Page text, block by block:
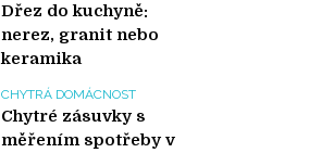
Dřez do kuchyně:
nerez, granit nebo
keramika
CHYTRÁ DOMÁCNOST
Chytré zásuvky s
měřením spotřeby v